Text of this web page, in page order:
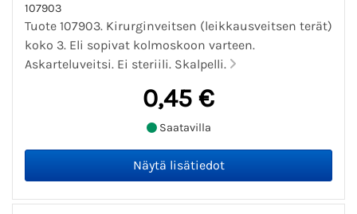
107903
Tuote 107903. Kirurginveitsen (leikkausveitsen terät)
koko 3. Eli sopivat kolmoskoon varteen.
Askarteluveitsi. Ei steriili. Skalpelli.
0,45 €
Saatavilla